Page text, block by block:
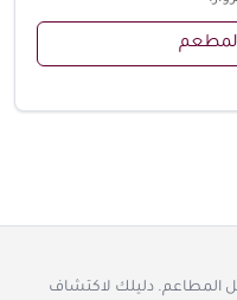
دليلك لاكتشاف